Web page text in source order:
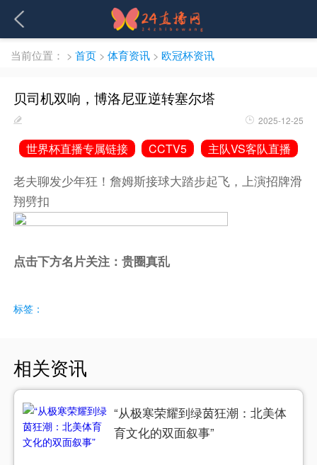
当前位置： > 首页 > 体育资讯 > 欧冠杯资讯
贝司机双响，博洛尼亚逆转塞尔塔
2025-12-25
世界杯直播专属链接 CCTV5 主队VS客队直播
老夫聊发少年狂！詹姆斯接球大踏步起飞，上演招牌滑
翔劈扣
点击下方名片关注：贵圈真乱
标签：
相关资讯
“从极寒荣耀到绿茵狂潮：北美体
育文化的双面叙事”